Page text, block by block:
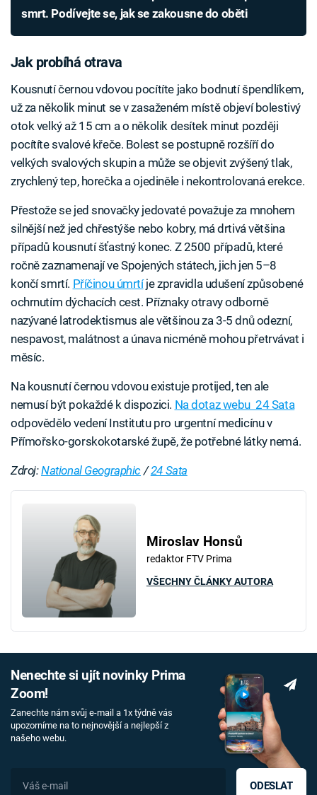
smrt. Podívejte se, jak se zakousne do oběti
Jak probíhá otrava
Kousnutí černou vdovou pocítíte jako bodnutí špendlíkem,
už za několik minut se v zasaženém místě objeví bolestivý
otok velký až 15 cm a o několik desítek minut později
pocítíte svalové křeče. Bolest se postupně rozšíří do
velkých svalových skupin a může se objevit zvýšený tlak,
zrychlený tep, horečka a ojediněle i nekontrolovaná erekce.
Přestože se jed snovačky jedovaté považuje za mnohem
silnější než jed chřestýše nebo kobry, má drtivá většina
případů kousnutí šťastný konec. Z 2500 případů, které
ročně zaznamenají ve Spojených státech, jich jen 5–8
končí smrtí. Příčinou úmrtíje zpravidla udušení způsobené
ochrnutím dýchacích cest. Příznaky otravy odborně
nazývané latrodektismus ale většinou za 3-5 dnů odezní,
nespavost, malátnost a únava nicméně mohou přetrvávat i
měsíc.
Na kousnutí černou vdovou existuje protijed, ten ale
nemusí být pokaždé k dispozici. Na dotaz webu 24 Sata
odpovědělo vedení Institutu pro urgentní medicínu v
Přímořsko-gorskokotarské župě, že potřebné látky nemá.
Zdroj:National Geographic /24 Sata
Miroslav Honsů
redaktor FTV Prima
VŠECHNY ČLÁNKY AUTORA
Nenechte si ujít novinky Prima
Zoom!
Zanechte nám svůj e-mail a 1x týdně vás
upozorníme na to nejnovější a nejlepší z
našeho webu.
ODESLAT